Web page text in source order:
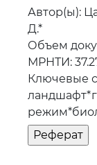
Автор(ы):
Д.*
Объем
МРНТИ:
Ключевые